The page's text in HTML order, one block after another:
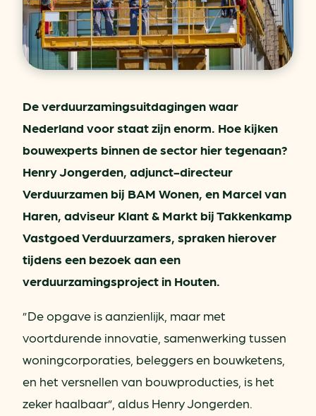
De verduurzamingsuitdagingen waar
Nederland voor staat zijn enorm. Hoe kijken
bouwexperts binnen de sector hier tegenaan?
Henry Jongerden, adjunct-directeur
Verduurzamen bij BAM Wonen, en Marcel van
Haren, adviseur Klant & Markt bij Takkenkamp
Vastgoed Verduurzamers, spraken hierover
tijdens een bezoek aan een
verduurzamingsproject in Houten.
”De opgave is aanzienlijk, maar met
voortdurende innovatie, samenwerking tussen
woningcorporaties, beleggers en bouwketens,
en het versnellen van bouwproducties, is het
zeker haalbaar”, aldus Henry Jongerden.